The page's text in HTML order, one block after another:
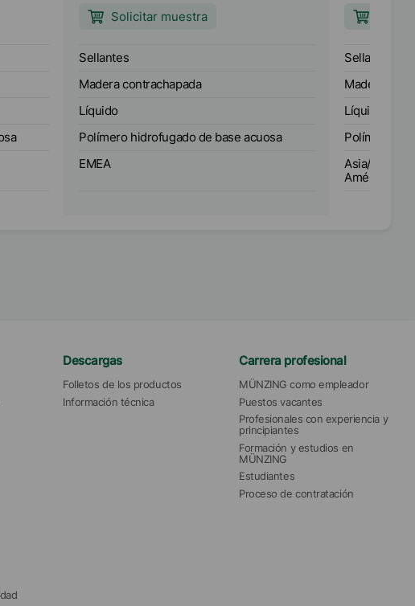
y
la liberación del hormigón.
Solicitar muestra
Sellantes
Madera contrachapada
Líquido
Polímero hidrofugado de base acuosa
EMEA
hormigón.
Sellantes
Madera
Líquido
Polímero
Asia/Oceanía
América
Descargas
Folletos de los productos
Información técnica
Carrera profesional
MÜNZING como empleador
Puestos vacantes
Profesionales con experiencia y
principiantes
Formación y estudios en
MÜNZING
Estudiantes
Proceso de contratación